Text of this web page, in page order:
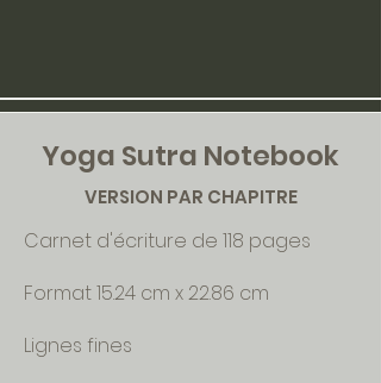
Yoga Sutra Notebook
VERSION PAR CHAPITRE
Carnet d'écriture de 118 pages
Format 15.24 cm x 22.86 cm
Lignes fines